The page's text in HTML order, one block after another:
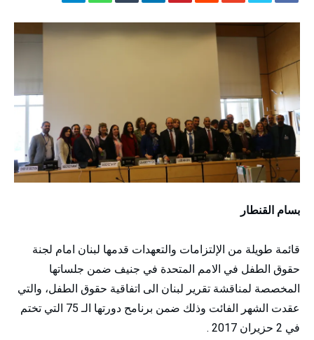
بسام القنطار
قائمة طويلة من الإلتزامات والتعهدات قدمها لبنان امام لجنة
حقوق الطفل في الامم المتحدة في جنيف ضمن جلساتها
المخصصة لمناقشة تقرير لبنان الى اتفاقية حقوق الطفل، والتي
عقدت الشهر الفائت وذلك ضمن برنامح دورتها الـ 75 التي تختم
في 2 حزيران 2017 .